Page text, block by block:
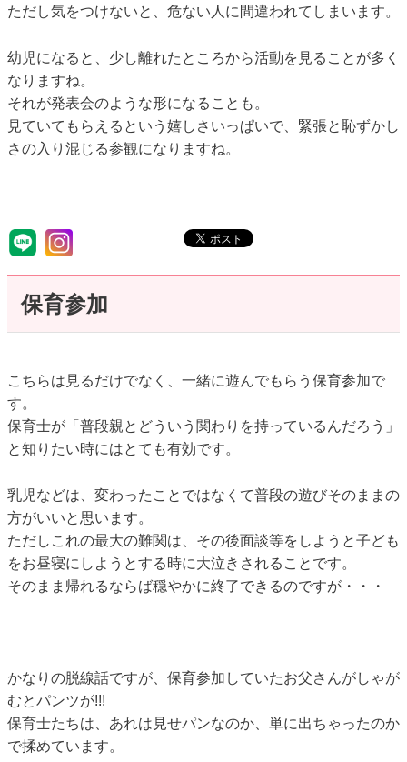
ただし気をつけないと、危ない人に間違われてしまいます。
幼児になると、少し離れたところから活動を見ることが多く
なりますね。
それが発表会のような形になることも。
見ていてもらえるという嬉しさいっぱいで、緊張と恥ずかし
さの入り混じる参観になりますね。
保育参加
こちらは見るだけでなく、一緒に遊んでもらう保育参加で
す。
保育士が「普段親とどういう関わりを持っているんだろう」
と知りたい時にはとても有効です。
乳児などは、変わったことではなくて普段の遊びそのままの
方がいいと思います。
ただしこれの最大の難関は、その後面談等をしようと子ども
をお昼寝にしようとする時に大泣きされることです。
そのまま帰れるならば穏やかに終了できるのですが・・・
かなりの脱線話ですが、保育参加していたお父さんがしゃが
むとパンツが!!!
保育士たちは、あれは見せパンなのか、単に出ちゃったのか
で揉めています。